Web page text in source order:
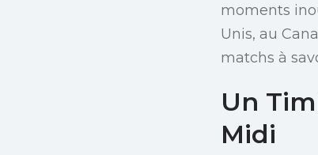
moments
Unis, au
matchs à
Un
Midi